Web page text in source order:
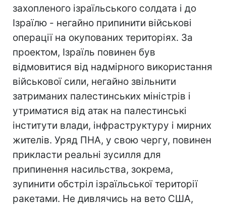
захопленого ізраїльського солдата і до
Ізраїлю - негайно припинити військові
операції на окупованих територіях. За
проектом, Ізраїль повинен був
відмовитися від надмірного використання
військової сили, негайно звільнити
затриманих палестинських міністрів і
утриматися від атак на палестинські
інститути влади, інфраструктуру і мирних
жителів. Уряд ПНА, у свою чергу, повинен
прикласти реальні зусилля для
припинення насильства, зокрема,
зупинити обстріл ізраїльської території
ракетами. Не дивлячись на вето США,